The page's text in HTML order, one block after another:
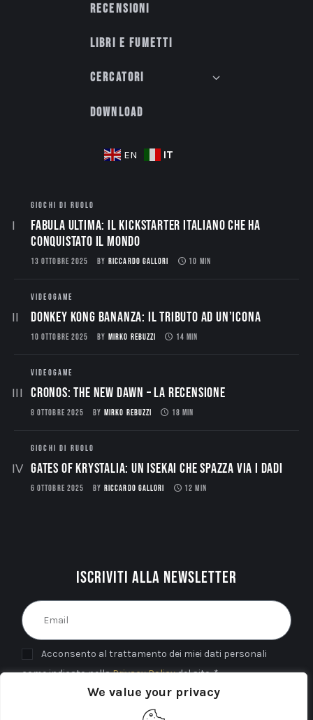
We value your privacy
Recensioni
Libri e fumetti
Cercatori
Download
EN IT
GIOCHI DI RUOLO
Fabula Ultima: il Kickstarter italiano che ha
conquistato il mondo
13 OTTOBRE 2025 BY RICCARDO GALLORI 10 MIN
VIDEOGAME
Donkey Kong Bananza: Il Tributo ad un’Icona
10 OTTOBRE 2025 BY MIRKO REBUZZI 14 MIN
VIDEOGAME
CRONOS: THE NEW DAWN – La Recensione
8 OTTOBRE 2025 BY MIRKO REBUZZI 18 MIN
GIOCHI DI RUOLO
Gates of Krystalia: Un Isekai che spazza via i dadi
6 OTTOBRE 2025 BY RICCARDO GALLORI 12 MIN
Iscriviti alla newsletter
Acconsento al trattamento dei miei dati personali
come indicato nellaPrivacy Policydel sito. *
INVIA